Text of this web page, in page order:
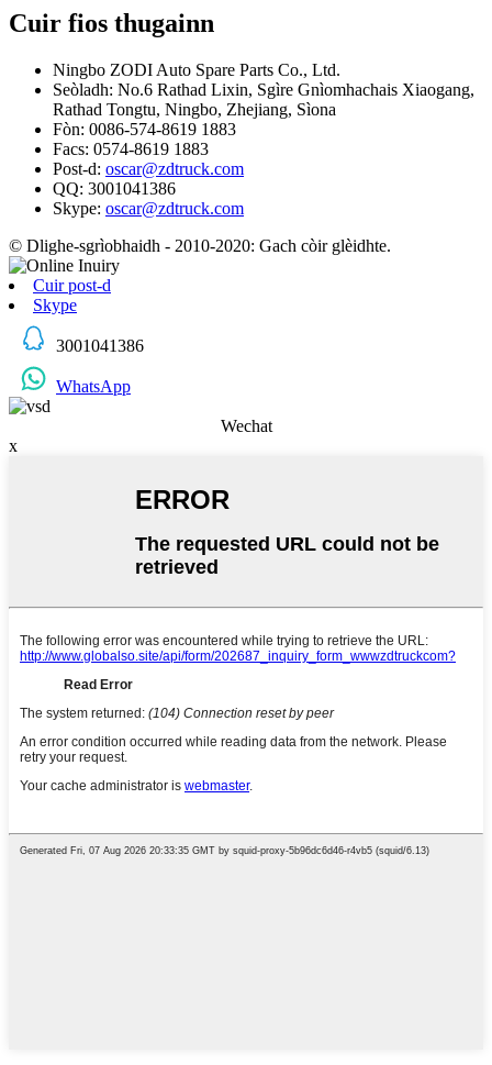
Cuir fios thugainn
Ningbo ZODI Auto Spare Parts Co., Ltd.
Seòladh: No.6 Rathad Lixin, Sgìre Gnìomhachais Xiaogang,
Rathad Tongtu, Ningbo, Zhejiang, Sìona
Fòn: 0086-574-8619 1883
Facs: 0574-8619 1883
Post-d: oscar@zdtruck.com
QQ: 3001041386
Skype: oscar@zdtruck.com
© Dlighe-sgrìobhaidh - 2010-2020: Gach còir glèidhte.
Cuir post-d
Skype
3001041386
WhatsApp
Wechat
x